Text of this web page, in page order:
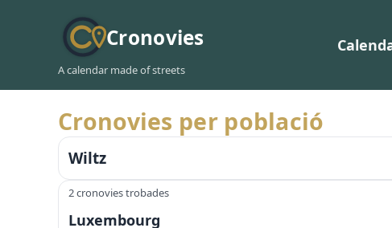
Cronovies
A calendar made of streets
Cronovies per població
Wiltz
2 cronovies trobades
Luxembourg